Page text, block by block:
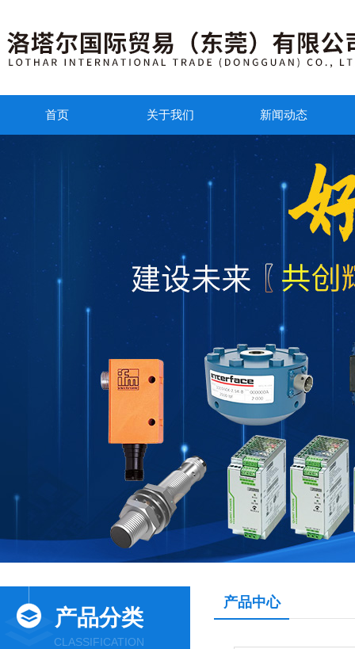
首页 关于我们 新闻动态
产品分类
CLASSIFICATION
产品中心